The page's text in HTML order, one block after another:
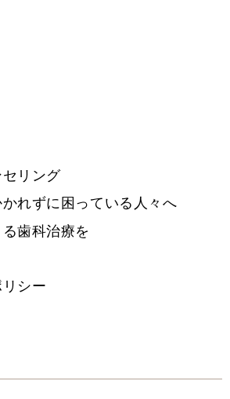
リング
れずに困っている人々へ
歯科治療を
シー